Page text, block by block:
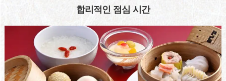
합리적인 점심 시간